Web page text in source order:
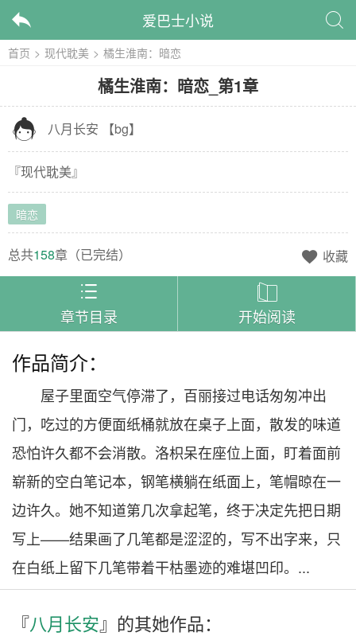
 爱巴士小说 
首页 > 现代耽美 > 橘生淮南：暗恋
橘生淮南：暗恋 第1章
 八月长安 【bg】
『现代耽美』
暗恋
总共158章（已完结）  收藏

章节目录

开始阅读
作品简介：
屋子里面空气停滞了，百丽接过电话匆匆冲出
门，吃过的方便面纸桶就放在桌子上面，散发的味道
恐怕许久都不会消散。洛枳呆在座位上面，盯着面前
崭新的空白笔记本，钢笔横躺在纸面上，笔帽晾在一
边许久。她不知道第几次拿起笔，终于决定先把日期
写上——结果画了几笔都是涩涩的，写不出字来，只
在白纸上留下几笔带着干枯墨迹的难堪凹印。...
『八月长安』的其她作品：